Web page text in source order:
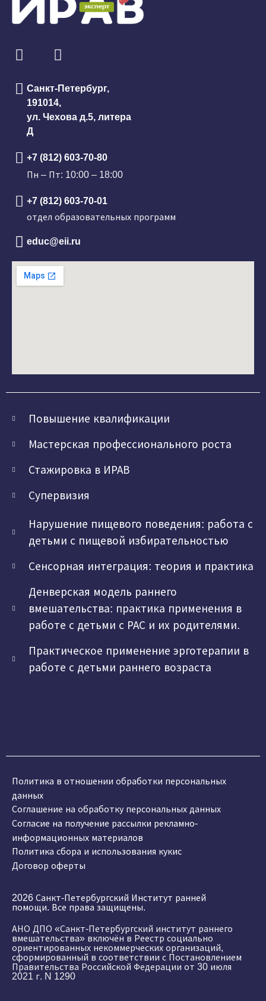
Санкт-Петербург,
191014,
ул. Чехова д.5, литера
Д
+7 (812) 603-70-80
Пн – Пт: 10:00 – 18:00
+7 (812) 603-70-01
отдел образовательных программ
educ@eii.ru
Повышение квалификации
Мастерская профессионального роста
Стажировка в ИРАВ
Супервизия
Нарушение пищевого поведения: работа с
детьми с пищевой избирательностью
Сенсорная интеграция: теория и практика
Денверская модель раннего
вмешательства: практика применения в
работе с детьми с РАС и их родителями.
Практическое применение эрготерапии в
работе с детьми раннего возраста
Политика в отношении обработки персональных
данных
Соглашение на обработку персональных данных
Согласие на получение рассылки рекламно-
информационных материалов
Политика сбора и использования кукис
Договор оферты
2026 Санкт-Петербургский Институт ранней
помощи. Все права защищены.
АНО ДПО «Санкт-Петербургский институт раннего
вмешательства» включён в Реестр социально
ориентированных некоммерческих организаций,
сформированный в соответствии с Постановлением
Правительства Российской Федерации от 30 июля
2021 г. N 1290